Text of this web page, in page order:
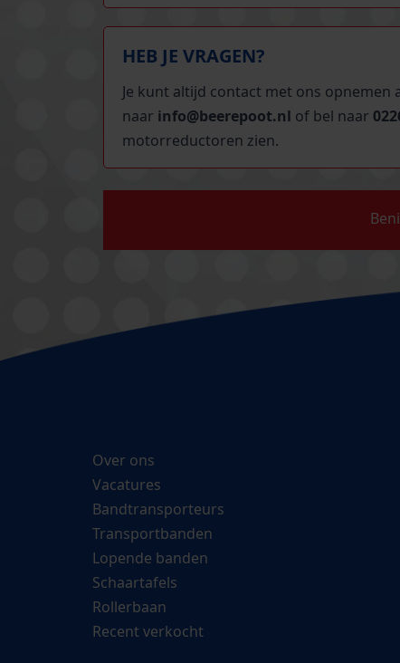
HEB JE VRAGEN?
Je kunt altijd contact met ons
naar info@beerepoot.nl of bel naar
motorreductoren zien.
Over ons
Vacatures
Bandtransporteurs
Transportbanden
Lopende banden
Schaartafels
Rollerbaan
Recent verkocht